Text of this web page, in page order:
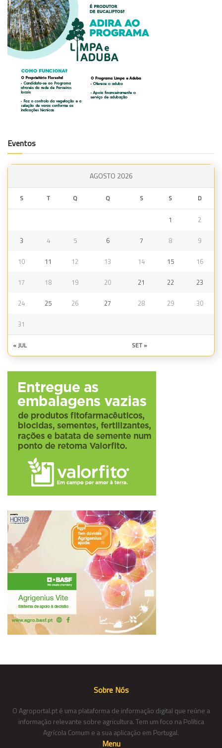
Eventos
AGOSTO 2026
S T Q Q S S D
1 2
3 4 5 6 7 8 9
10 11 12 13 14 15 16
17 18 19 20 21 22 23
24 25 26 27 28 29 30
31
« JUL SET »
Sobre Nós
O Agroportal.pt é uma plataforma de informação digital que reúne a
informação relevante sobre agricultura. Tem um foco na Política
Agrícola Comum e a sua aplicação em Portugal.
Menu